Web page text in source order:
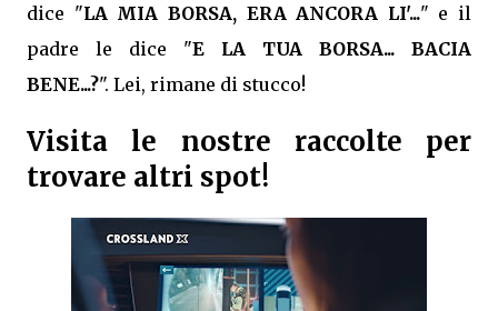
dice "LA MIA BORSA, ERA ANCORA LI'..." e il
padre le dice "E LA TUA BORSA... BACIA
BENE...?". Lei, rimane di stucco!
Visita le nostre raccolte per
trovare altri spot!